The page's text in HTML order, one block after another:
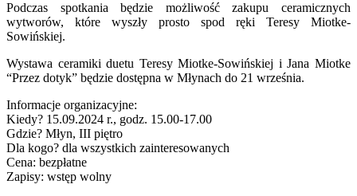
Podczas spotkania będzie możliwość zakupu ceramicznych
wytworów, które wyszły prosto spod ręki Teresy Miotke-
Sowińskiej.
Wystawa ceramiki duetu Teresy Miotke-Sowińskiej i Jana Miotke
“Przez dotyk” będzie dostępna w Młynach do 21 września.
Informacje organizacyjne:
Kiedy? 15.09.2024 r., godz. 15.00-17.00
Gdzie? Młyn, III piętro
Dla kogo? dla wszystkich zainteresowanych
Cena: bezpłatne
Zapisy: wstęp wolny